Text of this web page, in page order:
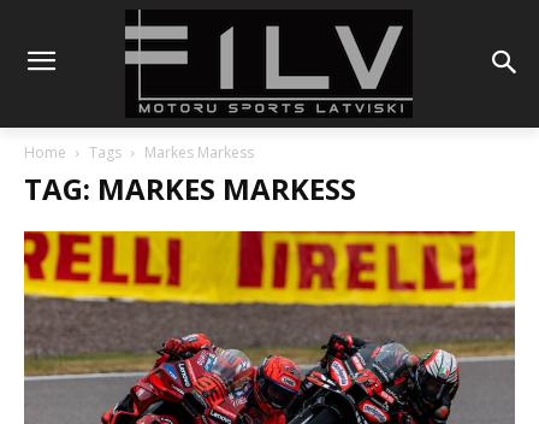
Home Tags Markes Markess
TAG: MARKES MARKESS